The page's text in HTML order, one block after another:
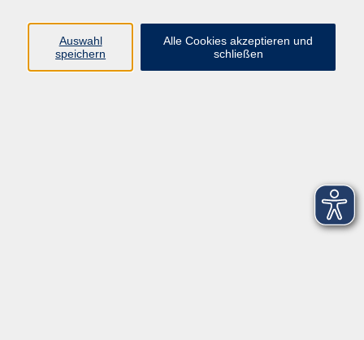
Über unsAuswahl
speichern
Alle Cookies akzeptieren und
schließen